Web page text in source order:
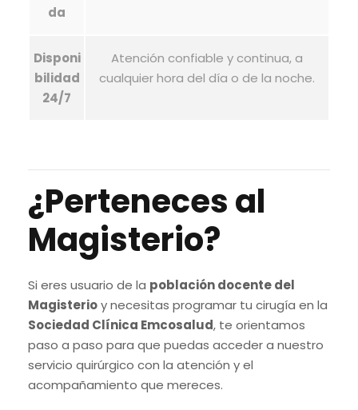
da
Disponi
bilidad
24/7
Atención confiable y continua, a
cualquier hora del día o de la noche.
¿Perteneces al
Magisterio?
Si eres usuario de la población docente del
Magisterioy necesitas programar tu cirugía en la
Sociedad Clínica Emcosalud, te orientamos
paso a paso para que puedas acceder a nuestro
servicio quirúrgico con la atención y el
acompañamiento que mereces.